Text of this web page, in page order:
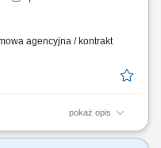
agencyjna / kontrakt
pokaż opis
relacji z klientami; Analiza